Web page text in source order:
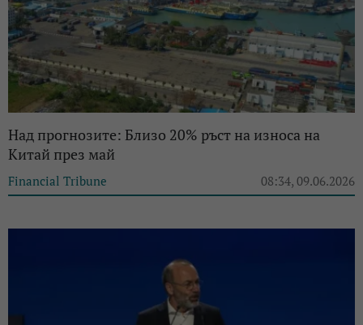
Над прогнозите: Близо 20% ръст на износа на
Китай през май
Financial Tribune 08:34, 09.06.2026